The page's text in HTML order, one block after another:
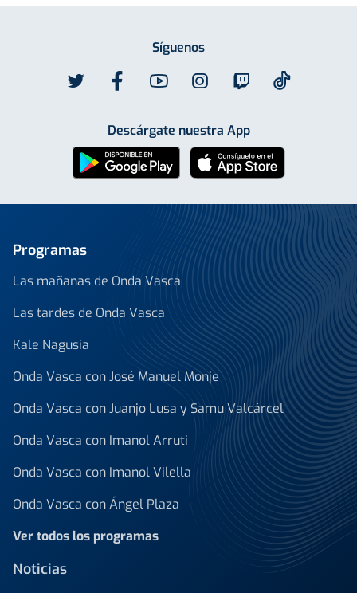
Síguenos
Descárgate nuestra App
Programas
Las mañanas de Onda Vasca
Las tardes de Onda Vasca
Kale Nagusia
Onda Vasca con José Manuel Monje
Onda Vasca con Juanjo Lusa y Samu Valcárcel
Onda Vasca con Imanol Arruti
Onda Vasca con Imanol Vilella
Onda Vasca con Ángel Plaza
Ver todos los programas
Noticias